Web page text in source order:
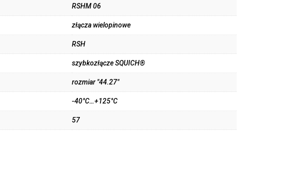
RSHM 06
złącza wielopinowe
RSH
szybkozłącze SQUICH®
rozmiar "44.27"
-40°C…+125°C
57